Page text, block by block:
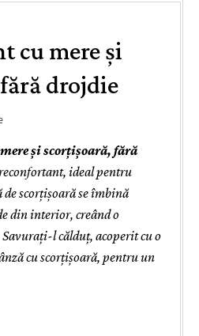
cu mere și
drojdie
și scorțișoară, fără
ideal pentru
scorțișoară se îmbină
din interior, creând o
l călduț, acoperit cu o
cu scorțișoară, pentru un